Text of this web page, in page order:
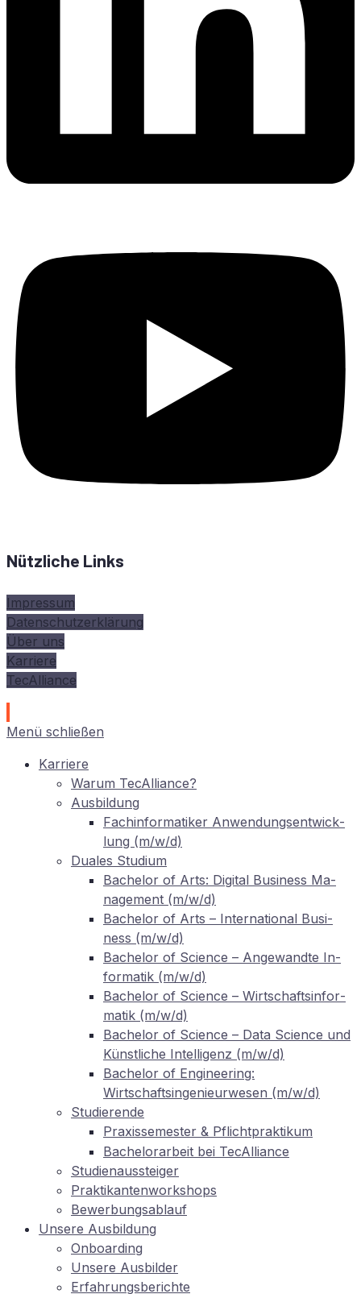
Nützliche Links
Impressum
Datenschutzerklärung
Über uns
Karriere
TecAlliance
Menü schließen
Kar­rie­re
War­um TecAlliance?
Aus­bil­dung
Fach­in­for­ma­ti­ker An­wen­dungs­ent­wick­
lung (m/w/d)
Dua­les Studium
Ba­che­lor of Arts: Di­gi­tal Busi­ness Ma­
nage­ment (m/w/d)
Ba­che­lor of Arts – In­ter­na­tio­nal Busi­
ness (m/w/d)
Ba­che­lor of Sci­ence – An­ge­wand­te In­
for­ma­tik (m/w/d)
Ba­che­lor of Sci­ence – Wirt­schafts­in­for­
ma­tik (m/w/d)
Ba­che­lor of Sci­ence – Data Sci­ence und
Künst­li­che In­tel­li­genz (m/w/d)
Ba­che­lor of En­gi­nee­ring:
Wirtschaftsingenieurwesen (m/w/d)
Stu­die­ren­de
Pra­xis­se­mes­ter & Pflichtpraktikum
Ba­che­lor­ar­beit bei TecAlliance
Stu­di­en­aus­stei­ger
Prak­ti­kan­ten­work­shops
Be­wer­bungs­ab­lauf
Un­se­re Ausbildung
On­boar­ding
Un­se­re Ausbilder
Er­fah­rungs­be­rich­te